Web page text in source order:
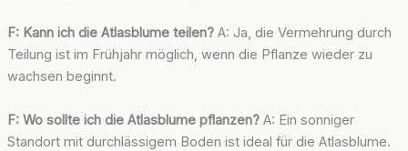
F: Kann ich die Atlasblume teilen?A: Ja, die Vermehrung durch
Teilung ist im Frühjahr möglich, wenn die Pflanze wieder zu
wachsen beginnt.
F: Wo sollte ich die Atlasblume pflanzen?A: Ein sonniger
Standort mit durchlässigem Boden ist ideal für die Atlasblume.